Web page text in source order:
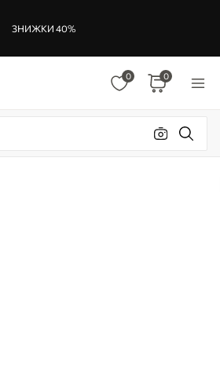
ЗНИЖКИ 40%
0 0